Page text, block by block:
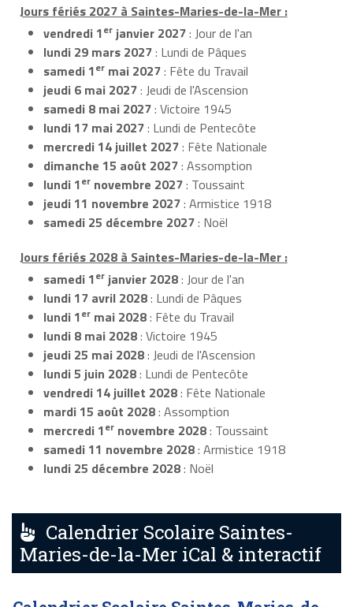
Jours fériés 2027 à Saintes-Maries-de-la-Mer :
vendredi 1er janvier 2027: Jour de l'an
lundi 29 mars 2027: Lundi de Pâques
samedi 1er mai 2027: Fête du Travail
jeudi 6 mai 2027: Jeudi de l'Ascension
samedi 8 mai 2027: Victoire 1945
lundi 17 mai 2027: Lundi de Pentecôte
mercredi 14 juillet 2027: Fête Nationale
dimanche 15 août 2027: Assomption
lundi 1er novembre 2027: Toussaint
jeudi 11 novembre 2027: Armistice 1918
samedi 25 décembre 2027: Noël
Jours fériés 2028 à Saintes-Maries-de-la-Mer :
samedi 1er janvier 2028: Jour de l'an
lundi 17 avril 2028: Lundi de Pâques
lundi 1er mai 2028: Fête du Travail
lundi 8 mai 2028: Victoire 1945
jeudi 25 mai 2028: Jeudi de l'Ascension
lundi 5 juin 2028: Lundi de Pentecôte
vendredi 14 juillet 2028: Fête Nationale
mardi 15 août 2028: Assomption
mercredi 1er novembre 2028: Toussaint
samedi 11 novembre 2028: Armistice 1918
lundi 25 décembre 2028: Noël
Calendrier Scolaire Saintes-
Maries-de-la-Mer iCal & interactif